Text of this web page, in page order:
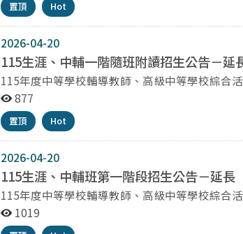
教師研習中心網站公告錄取名單（亦可於教師在
（三）招生對象： 高級中等（含高中職）以下學校及幼兒園合格在職專任教師。 具高級中等以下學校及幼
兒園合格教師證書，且聘期為三個月以上之在職代理、代課或兼任教師
教，且聘期為三個月以上，並符合就業服務法規定資格之該科外
兒園任教，且聘期為三個月以上，並符合就業服
（四）錄取順序： 第一順位：具合格教師證書之高級中等以下學校及幼兒園合格在職專任教師。 第二順
位：具高級中等以下學校及幼兒園合格教師證書
三順位：高級中等以下學校及幼兒園任教，且聘
在職教師。 第四順位：於高級中等以下學校及幼兒園任教，且聘期為三個月以上，並符合就業服務法規定
資格之該科外籍之族語教學支援工作人員。
者不錄取） 報名截止後將E-mail通知報名學員，請依照E-mail通知之虛擬帳號，於繳費期限前至ATM或網路
ATM進行報名費、學分費及雜費繳費。 繳費入帳查詢（繳費後1小時再查）：第e學雜費入口網
https://eschool.firstbank.com.tw/member/navs/quickpay.aspx 汽車停車申請：
申請停車學員請至https://forms.gle/
請注意收信。（機車不可入校）
置頂 Hot
2026-04-20
115生涯、中輔一階隨班附讀招生公告－延
115年度中等學校輔導教師、高級中等學校綜合活動
中心網路報名網頁登錄報名：報名頁面 報名簡章詳見附件 報名資格確認：網路報名截止時間為115年6月
22日13:00（臺灣時間），請於期限內完成報名
號寄出報名資料（以郵戳為憑）。（報名文件未簽名及校方用印者不
學員，請依照E-mail通知之虛擬帳號，於繳費期
費入帳查詢（繳費後1小時再查）：第e學雜費入
https://eschool.firstbank.com.tw/member/navs/quickpay.aspx 汽車停車申請：
申請停車學員請至https://forms.gle/
敬請注意收信。（機車不可入校）
877
置頂 Hot
2026-04-20
115生涯、中輔班第一階段招生公告－延長
115年度中等學校輔導教師、高級中等學校綜合活動領
心網路報名網頁登錄報名：報名頁面 報名簡章詳見附件 報名資格確認：網路報名截止時間為115年6月22
日13:00（臺灣時間），請於期限內完成報名資
1019